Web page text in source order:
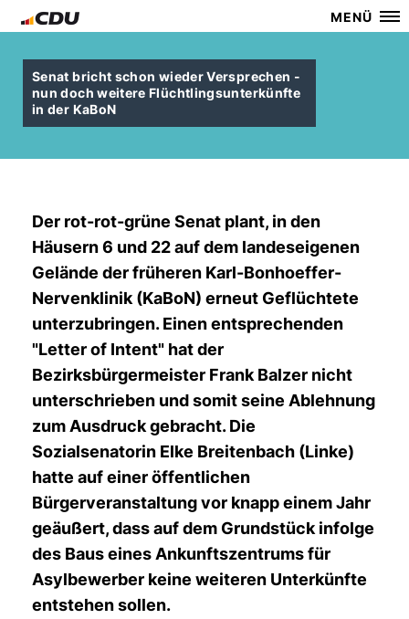
MENÜ
Senat bricht schon wieder Versprechen -
nun doch weitere Flüchtlingsunterkünfte
in der KaBoN
Der rot-rot-grüne Senat plant, in den
Häusern 6 und 22 auf dem landeseigenen
Gelände der früheren Karl-Bonhoeffer-
Nervenklinik (KaBoN) erneut Geflüchtete
unterzubringen. Einen entsprechenden
"Letter of Intent" hat der
Bezirksbürgermeister Frank Balzer nicht
unterschrieben und somit seine Ablehnung
zum Ausdruck gebracht. Die
Sozialsenatorin Elke Breitenbach (Linke)
hatte auf einer öffentlichen
Bürgerveranstaltung vor knapp einem Jahr
geäußert, dass auf dem Grundstück infolge
des Baus eines Ankunftszentrums für
Asylbewerber keine weiteren Unterkünfte
entstehen sollen.